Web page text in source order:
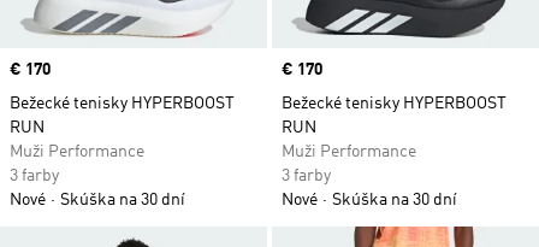
Price
€ 170
Bežecké tenisky HYPERBOOST
RUN
Muži Performance
3 farby
Nové
Skúška na 30 dní
Price
€ 170
Bežecké tenisky HYPERBOOST
RUN
Muži Performance
3 farby
Nové
Skúška na 30 dní